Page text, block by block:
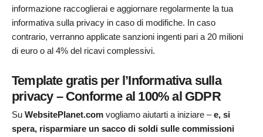
informazione raccoglierai e aggiornare regolarmente la tua
informativa sulla privacy in caso di modifiche. In caso
contrario, verranno applicate sanzioni ingenti pari a 20 milioni
di euro o al 4% del ricavi complessivi.
Template gratis per l’Informativa sulla
privacy – Conforme al 100% al GDPR
Su WebsitePlanet.com vogliamo aiutarti a iniziare –e, si
spera, risparmiare un sacco di soldi sulle commissioni